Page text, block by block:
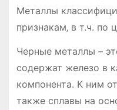
Металлы
признакам‚ в т.ч. по
Черные металлы –
содержат железо в
компонента. К ним
также сплавы на